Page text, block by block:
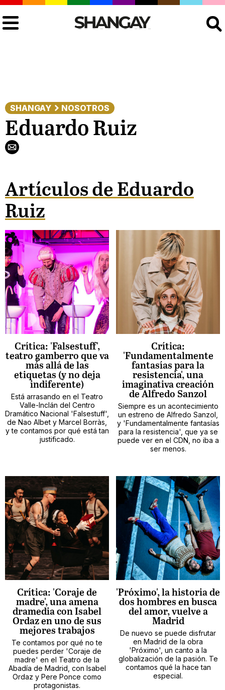
SHANGAY NOSOTROS
Eduardo Ruiz
Artículos de Eduardo
Ruiz
Crítica: 'Falsestuff',
teatro gamberro que va
más allá de las
etiquetas (y no deja
indiferente)
Está arrasando en el Teatro
Valle-Inclán del Centro
Dramático Nacional 'Falsestuff',
de Nao Albet y Marcel Borràs,
y te contamos por qué está tan
justificado.
Crítica:
'Fundamentalmente
fantasías para la
resistencia', una
imaginativa creación
de Alfredo Sanzol
Siempre es un acontecimiento
un estreno de Alfredo Sanzol,
y 'Fundamentalmente fantasías
para la resistencia', que ya se
puede ver en el CDN, no iba a
ser menos.
Crítica: 'Coraje de
madre', una amena
dramedia con Isabel
Ordaz en uno de sus
mejores trabajos
Te contamos por qué no te
puedes perder 'Coraje de
madre' en el Teatro de la
Abadía de Madrid, con Isabel
Ordaz y Pere Ponce como
protagonistas.
'Próximo', la historia de
dos hombres en busca
del amor, vuelve a
Madrid
De nuevo se puede disfrutar
en Madrid de la obra
'Próximo', un canto a la
globalización de la pasión. Te
contamos qué la hace tan
especial.